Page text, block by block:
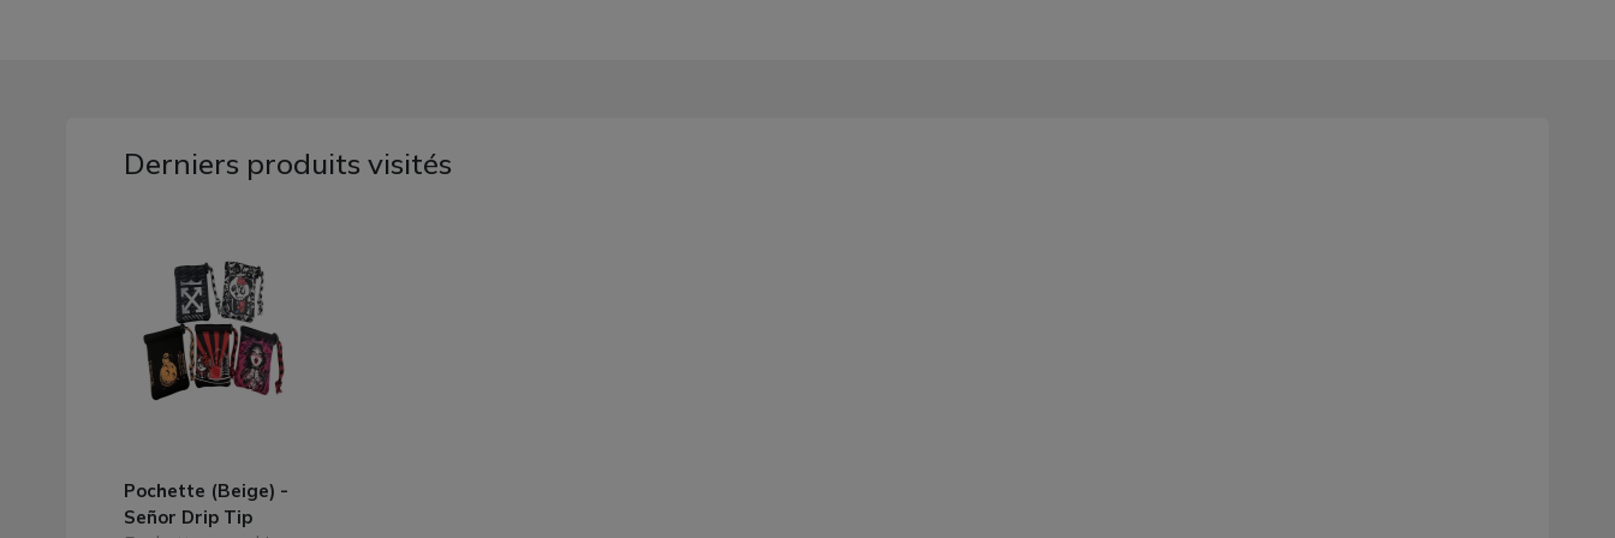
Derniers produits visités
Pochette (Beige) -
Señor Drip Tip